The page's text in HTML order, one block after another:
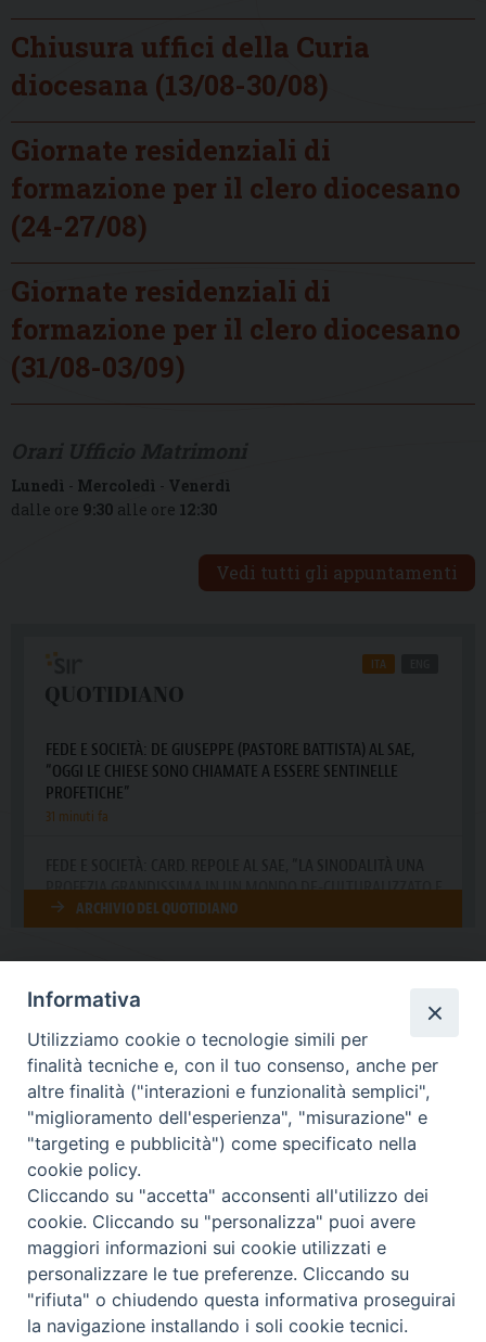
Chiusura uffici della Curia
diocesana (13/08-30/08)
Giornate residenziali di
formazione per il clero diocesano
(24-27/08)
Giornate residenziali di
formazione per il clero diocesano
(31/08-03/09)
Lunedì - Mercoledì - Venerdì
dalle ore 9:30 alle ore 12:30
Vedi tutti gli appuntamenti
DIOCESI SUBURBICARIA DI ALBANO
Contatti:Tel.: 06.93268401 - Fax.: 06.9323844
E-mail:curia@diocesidialbano.it
Orari: dal Lunedì al Venerdì Ore: 9:00 - 13:00
Lunedì, Mercoledì e Venerdì, Ore 9:30 - 12:30
Diocesi Suburbicaria di Albano
Copyright © 2021
Informativa
Utilizziamo cookie o tecnologie simili per
finalità tecniche e, con il tuo consenso, anche per
altre finalità ("interazioni e funzionalità semplici",
"miglioramento dell'esperienza", "misurazione" e
"targeting e pubblicità") come specificato nella
cookie policy.
Cliccando su "accetta" acconsenti all'utilizzo dei
cookie. Cliccando su "personalizza" puoi avere
maggiori informazioni sui cookie utilizzati e
personalizzare le tue preferenze. Cliccando su
"rifiuta" o chiudendo questa informativa proseguirai
la navigazione installando i soli cookie tecnici.